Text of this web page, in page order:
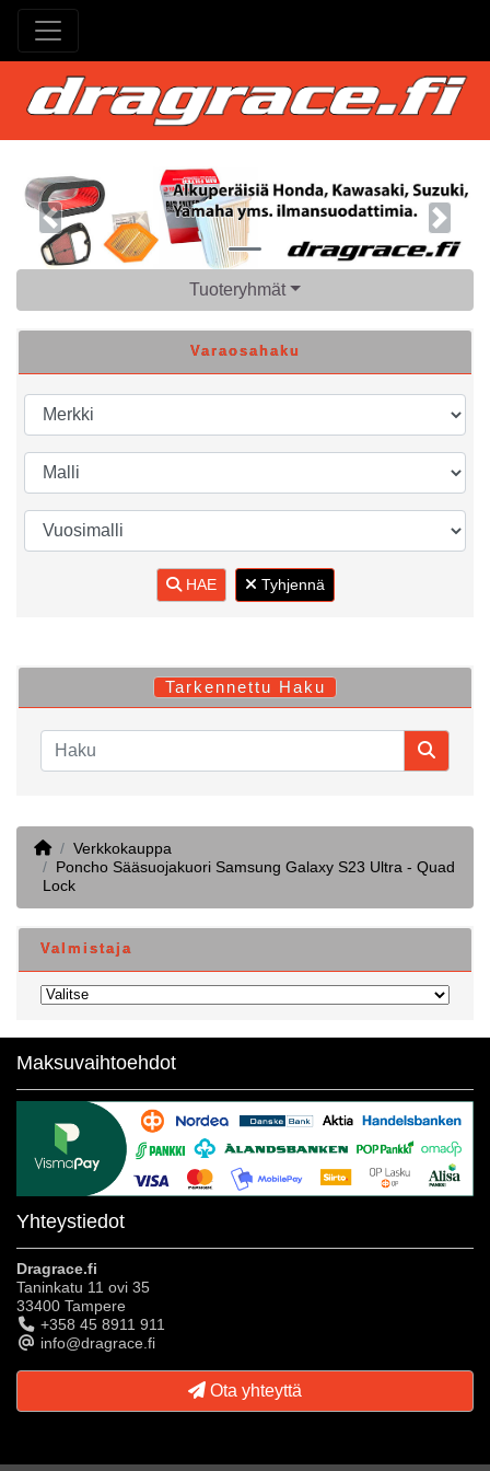
Previous Next
Tuoteryhmät
Varaosahaku
HAE Tyhjennä
Tarkennettu Haku
HomeVerkkokauppa
Poncho Sääsuojakuori Samsung Galaxy S23 Ultra - Quad
Lock
Valmistaja
Maksuvaihtoehdot
Yhteystiedot
Dragrace.fi
Taninkatu 11 ovi 35
33400 Tampere
+358 45 8911 911
info@dragrace.fi
Ota yhteyttä